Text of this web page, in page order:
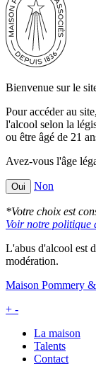
Bienvenue sur le
Pour accéder au
l'alcool selon la
ou être âgé de 21
Avez-vous l'âge
Oui Non
*Votre choix est
Voir notre politique
L'abus d'alcool est
modération.
Maison Pommery
+ -
La maison
Talents
Contact